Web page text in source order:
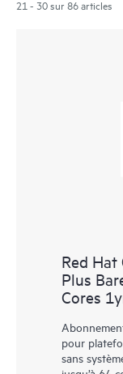
21 - 30 sur 86 articles
Red
Plus
Cores
pour
sans